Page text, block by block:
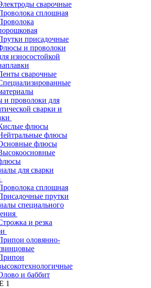
сварочные
сплошная
присадочные
и проволоки
износостойкой
сварочные
проволоки для
сварки и
флюсы
флюсы
флюсы
для сварки
сплошная
прутки
специального
и резка
оловянно-
и баббит
1